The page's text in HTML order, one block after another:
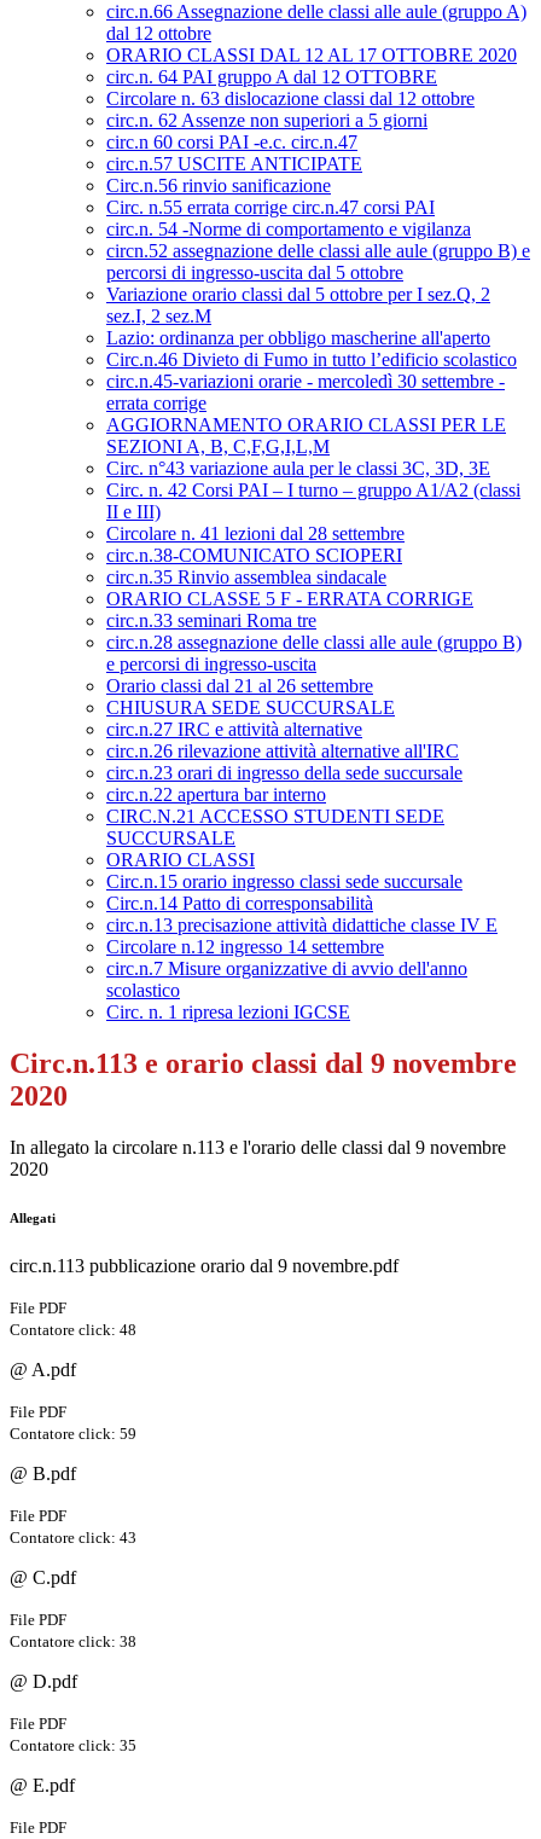
circ.n.66 Assegnazione delle classi alle aule (gruppo A)
dal 12 ottobre
ORARIO CLASSI DAL 12 AL 17 OTTOBRE 2020
circ.n. 64 PAI gruppo A dal 12 OTTOBRE
Circolare n. 63 dislocazione classi dal 12 ottobre
circ.n. 62 Assenze non superiori a 5 giorni
circ.n 60 corsi PAI -e.c. circ.n.47
circ.n.57 USCITE ANTICIPATE
Circ.n.56 rinvio sanificazione
Circ. n.55 errata corrige circ.n.47 corsi PAI
circ.n. 54 -Norme di comportamento e vigilanza
circn.52 assegnazione delle classi alle aule (gruppo B) e
percorsi di ingresso-uscita dal 5 ottobre
Variazione orario classi dal 5 ottobre per I sez.Q, 2
sez.I, 2 sez.M
Lazio: ordinanza per obbligo mascherine all'aperto
Circ.n.46 Divieto di Fumo in tutto l’edificio scolastico
circ.n.45-variazioni orarie - mercoledì 30 settembre -
errata corrige
AGGIORNAMENTO ORARIO CLASSI PER LE
SEZIONI A, B, C,F,G,I,L,M
Circ. n°43 variazione aula per le classi 3C, 3D, 3E
Circ. n. 42 Corsi PAI – I turno – gruppo A1/A2 (classi
II e III)
Circolare n. 41 lezioni dal 28 settembre
circ.n.38-COMUNICATO SCIOPERI
circ.n.35 Rinvio assemblea sindacale
ORARIO CLASSE 5 F - ERRATA CORRIGE
circ.n.33 seminari Roma tre
circ.n.28 assegnazione delle classi alle aule (gruppo B)
e percorsi di ingresso-uscita
Orario classi dal 21 al 26 settembre
CHIUSURA SEDE SUCCURSALE
circ.n.27 IRC e attività alternative
circ.n.26 rilevazione attività alternative all'IRC
circ.n.23 orari di ingresso della sede succursale
circ.n.22 apertura bar interno
CIRC.N.21 ACCESSO STUDENTI SEDE
SUCCURSALE
ORARIO CLASSI
Circ.n.15 orario ingresso classi sede succursale
Circ.n.14 Patto di corresponsabilità
circ.n.13 precisazione attività didattiche classe IV E
Circolare n.12 ingresso 14 settembre
circ.n.7 Misure organizzative di avvio dell'anno
scolastico
Circ. n. 1 ripresa lezioni IGCSE
Circ.n.113 e orario classi dal 9 novembre
2020
In allegato la circolare n.113 e l'orario delle classi dal 9 novembre
2020
Allegati
circ.n.113 pubblicazione orario dal 9 novembre.pdf
File PDF
Contatore click: 48
@ A.pdf
File PDF
Contatore click: 59
@ B.pdf
File PDF
Contatore click: 43
@ C.pdf
File PDF
Contatore click: 38
@ D.pdf
File PDF
Contatore click: 35
@ E.pdf
File PDF